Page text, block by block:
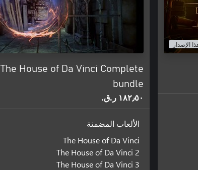
الإصدار
The House of Da Vinci Complete
bundle
١٨٢٫٥٠ ر.ق.‏
الألعاب المضمنة
The House of Da Vinci
The House of Da Vinci 2
The House of Da Vinci 3